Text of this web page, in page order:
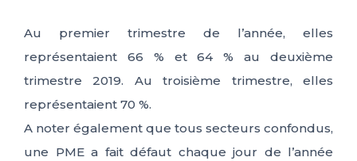
Au premier trimestre de l’année, elles
représentaient 66 % et 64 % au deuxième
trimestre 2019. Au troisième trimestre, elles
représentaient 70 %.
A noter également que tous secteurs confondus,
une PME a fait défaut chaque jour de l’année